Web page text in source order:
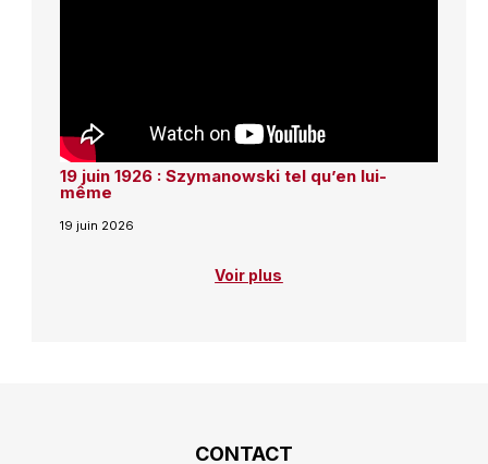
19 juin 1926 : Szymanowski tel qu’en lui-
même
19 juin 2026
Voir plus
CONTACT